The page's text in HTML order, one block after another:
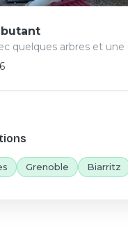
quelques arbres et
Grenoble Biarritz